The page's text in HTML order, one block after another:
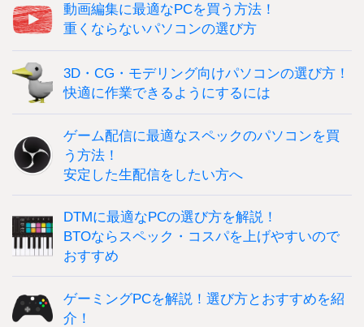
動画編集に最適なPCを買う方法！
重くならないパソコンの選び方
3D・CG・モデリング向けパソコンの選び方！
快適に作業できるようにするには
ゲーム配信に最適なスペックのパソコンを買
う方法！
安定した生配信をしたい方へ
DTMに最適なPCの選び方を解説！
BTOならスペック・コスパを上げやすいので
おすすめ
ゲーミングPCを解説！選び方とおすすめを紹
介！